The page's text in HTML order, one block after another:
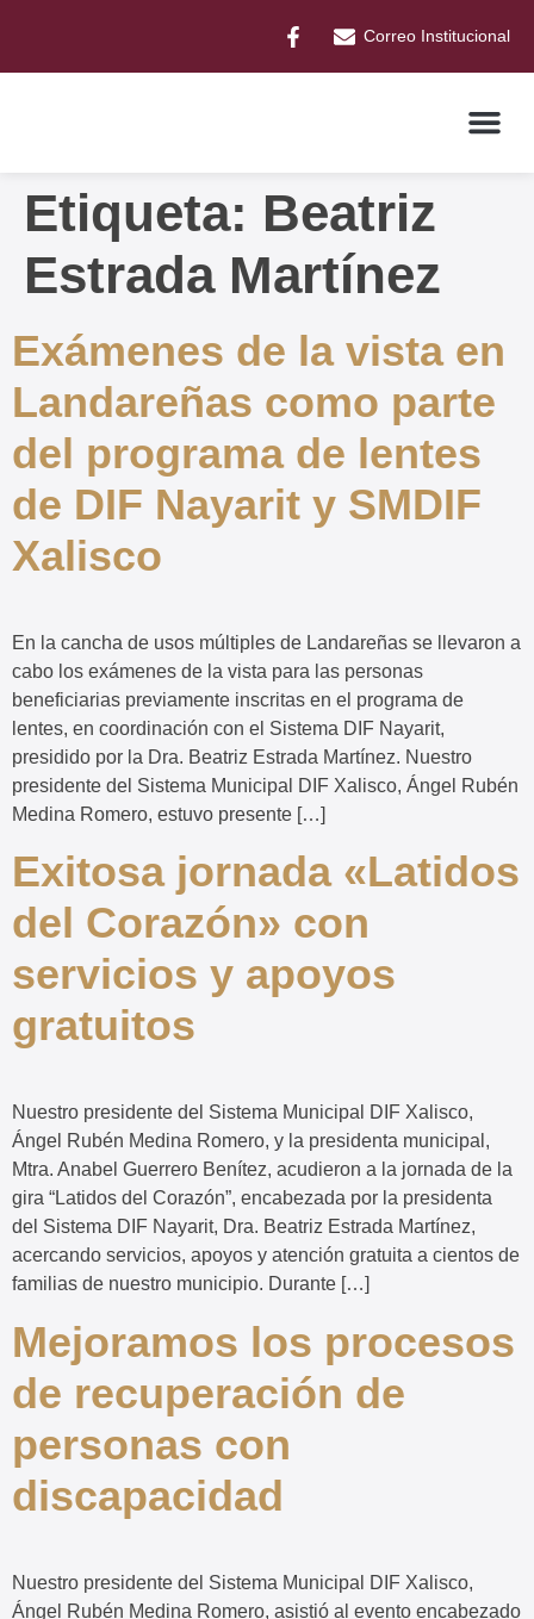
Correo Institucional
Etiqueta: Beatriz
Estrada Martínez
Exámenes de la vista en
Landareñas como parte
del programa de lentes
de DIF Nayarit y SMDIF
Xalisco
En la cancha de usos múltiples de Landareñas se llevaron a
cabo los exámenes de la vista para las personas
beneficiarias previamente inscritas en el programa de
lentes, en coordinación con el Sistema DIF Nayarit,
presidido por la Dra. Beatriz Estrada Martínez. Nuestro
presidente del Sistema Municipal DIF Xalisco, Ángel Rubén
Medina Romero, estuvo presente […]
Exitosa jornada «Latidos
del Corazón» con
servicios y apoyos
gratuitos
Nuestro presidente del Sistema Municipal DIF Xalisco,
Ángel Rubén Medina Romero, y la presidenta municipal,
Mtra. Anabel Guerrero Benítez, acudieron a la jornada de la
gira “Latidos del Corazón”, encabezada por la presidenta
del Sistema DIF Nayarit, Dra. Beatriz Estrada Martínez,
acercando servicios, apoyos y atención gratuita a cientos de
familias de nuestro municipio. Durante […]
Mejoramos los procesos
de recuperación de
personas con
discapacidad
Nuestro presidente del Sistema Municipal DIF Xalisco,
Ángel Rubén Medina Romero, asistió al evento encabezado